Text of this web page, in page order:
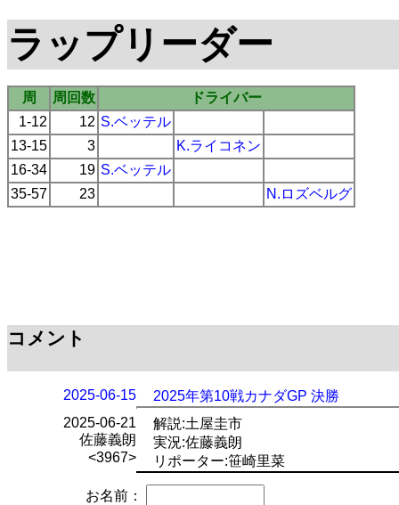
ラップリーダー
周 周回数
ドライバー
1-12
12 S.ベッテル
13-15
3
K.ライコネン
16-34
19 S.ベッテル
35-57
23 N.ロズベルグ
コメント
2025-06-15
2025年第10戦カナダGP 決勝
2025-06-21
佐藤義朗
<3967>
解説:土屋圭市
実況:佐藤義朗
リポーター:笹崎里菜
お名前：